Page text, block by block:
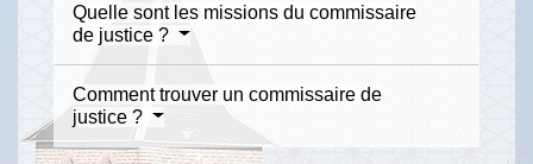
Quelle sont les missions du commissaire
de justice ?
Comment trouver un commissaire de
justice ?